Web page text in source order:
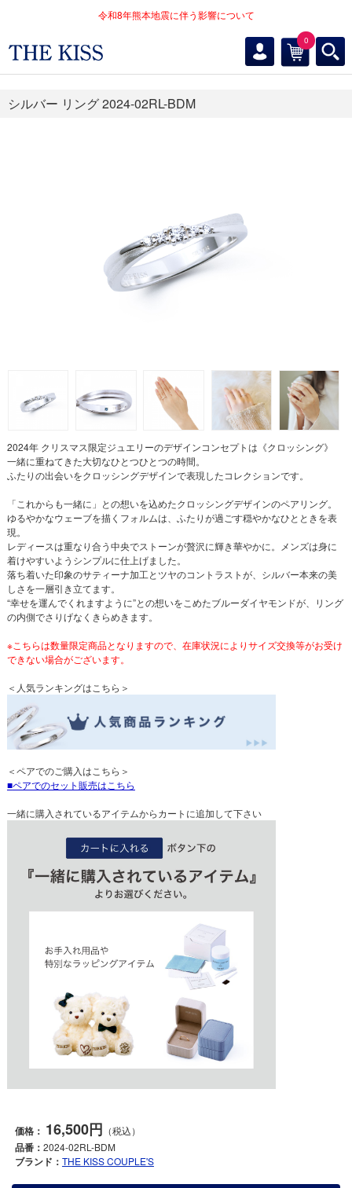
令和8年熊本地震に伴う影響について
0
シルバー リング 2024-02RL-BDM
2024年 クリスマス限定ジュエリーのデザインコンセプトは《クロッシング》
一緒に重ねてきた大切なひとつひとつの時間。
ふたりの出会いをクロッシングデザインで表現したコレクションです。
「これからも一緒に」との想いを込めたクロッシングデザインのペアリング。
ゆるやかなウェーブを描くフォルムは、ふたりが過ごす穏やかなひとときを表
現。
レディースは重なり合う中央でストーンが贅沢に輝き華やかに。メンズは身に
着けやすいようシンプルに仕上げました。
落ち着いた印象のサティーナ加工とツヤのコントラストが、シルバー本来の美
しさを一層引き立てます。
“幸せを運んでくれますように”との想いをこめたブルーダイヤモンドが、リング
の内側でさりげなくきらめきます。
※こちらは数量限定商品となりますので、在庫状況によりサイズ交換等がお受け
できない場合がございます。
＜人気ランキングはこちら＞
＜ペアでのご購入はこちら＞
ペアでのセット販売はこちら
一緒に購入されているアイテムからカートに追加して下さい
価格： 16,500円 （税込）
品番： 2024-02RL-BDM
ブランド： THE KISS COUPLE'S